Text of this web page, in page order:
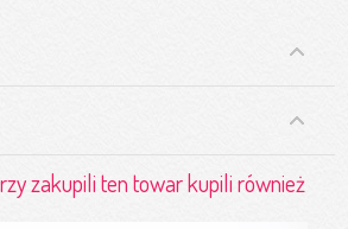
zakupili ten towar kupili również